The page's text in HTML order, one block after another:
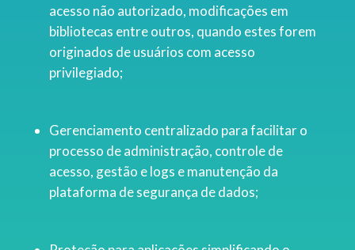
acesso não autorizado, modificações em
bibliotecas entre outros, quando estes forem
originados de usuários com acesso
privilegiado;
Gerenciamento centralizado para facilitar o
processo de administração, controle de
acesso, gestão e logs e manutenção da
plataforma de segurança de dados;